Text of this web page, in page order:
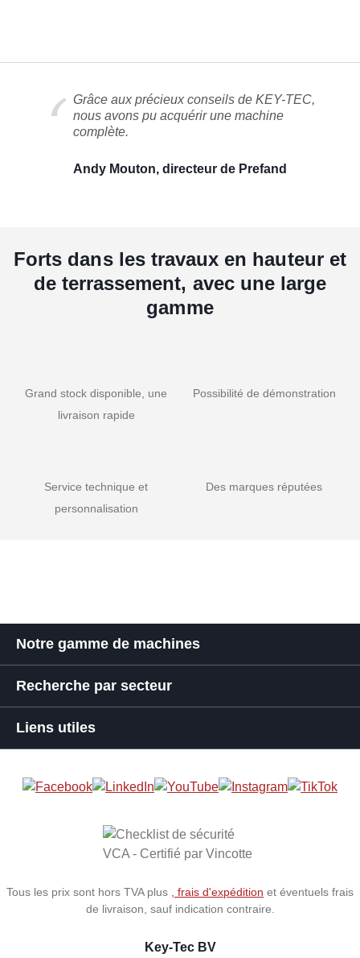
Grâce aux précieux conseils de KEY-TEC,
nous avons pu acquérir une machine
complète.
Andy Mouton, directeur de Prefand
Forts dans les travaux en hauteur et
de terrassement, avec une large
gamme
Grand stock disponible, une
livraison rapide
Possibilité de démonstration
Service technique et
personnalisation
Des marques réputées
Notre gamme de machines
Recherche par secteur
Liens utiles
Tous les prix sont hors TVA plus , frais d'expédition et éventuels frais
de livraison, sauf indication contraire.
Key-Tec BV